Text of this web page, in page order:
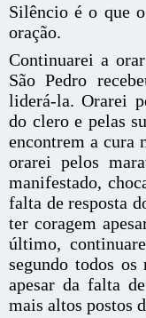
Silêncio é o que
oração.
Continuarei a
São Pedro
liderá-la. Orarei
do clero e pelas
encontrem a cura
orarei pelos
manifestado,
falta de resposta
ter coragem
último,
segundo todos
apesar da falta
mais altos postos